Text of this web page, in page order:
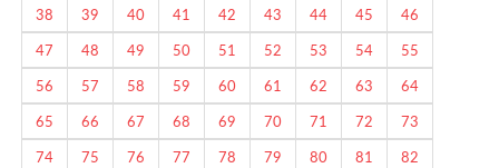
38
39 40 41 42 43 44 45
46
47
48 49 50 51 52 53 54
55
56
57 58 59 60 61 62 63
64
65
66 67 68 69 70 71 72
73
74
75 76 77 78 79 80 81
82